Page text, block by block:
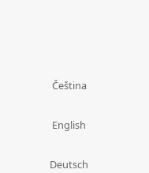
Čeština
English
Deutsch